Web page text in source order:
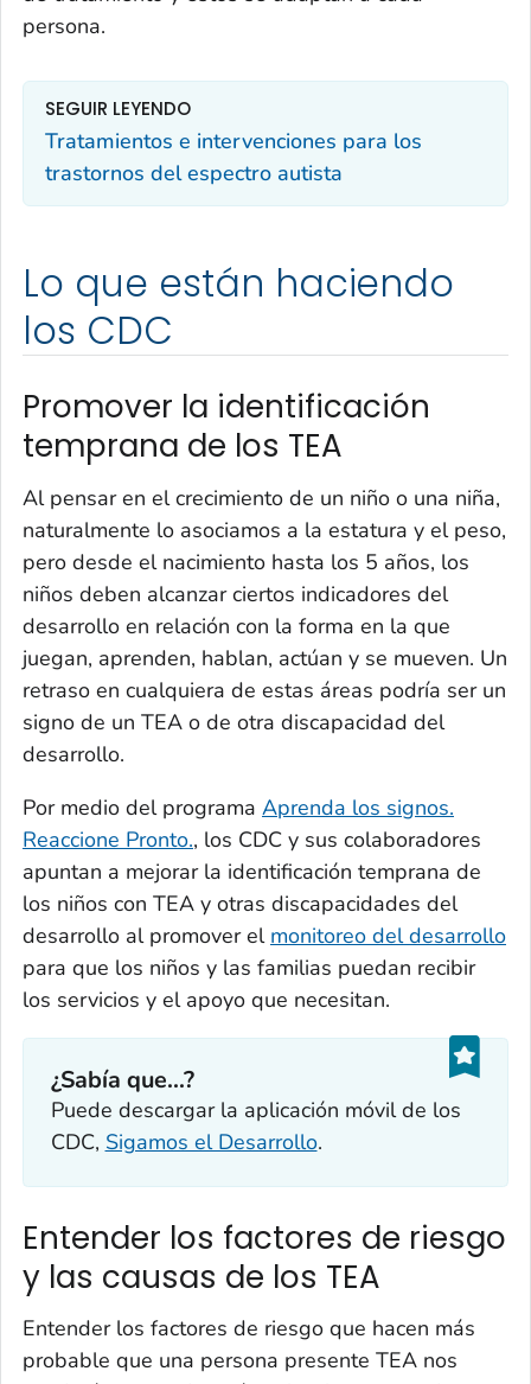
persona.
SEGUIR LEYENDO
Tratamientos e intervenciones para los
trastornos del espectro autista
Lo que están haciendo
los CDC
Promover la identificación
temprana de los TEA
Al pensar en el crecimiento de un niño o una niña,
naturalmente lo asociamos a la estatura y el peso,
pero desde el nacimiento hasta los 5 años, los
niños deben alcanzar ciertos indicadores del
desarrollo en relación con la forma en la que
juegan, aprenden, hablan, actúan y se mueven. Un
retraso en cualquiera de estas áreas podría ser un
signo de un TEA o de otra discapacidad del
desarrollo.
Por medio del programa Aprenda los signos.
Reaccione Pronto., los CDC y sus colaboradores
apuntan a mejorar la identificación temprana de
los niños con TEA y otras discapacidades del
desarrollo al promover el monitoreo del desarrollo
para que los niños y las familias puedan recibir
los servicios y el apoyo que necesitan.
¿Sabía que...?
Puede descargar la aplicación móvil de los
CDC, Sigamos el Desarrollo.
Entender los factores de riesgo
y las causas de los TEA
Entender los factores de riesgo que hacen más
probable que una persona presente TEA nos